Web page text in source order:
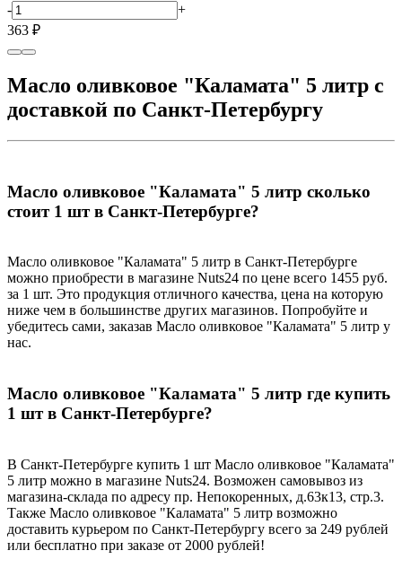
-
+
363 ₽
Масло оливковое "Каламата" 5 литр с
доставкой по Санкт-Петербургу
Масло оливковое "Каламата" 5 литр сколько
стоит 1 шт в Санкт-Петербурге?
Масло оливковое "Каламата" 5 литр в Санкт-Петербурге
можно приобрести в магазине Nuts24 по цене всего 1455 руб.
за 1 шт. Это продукция отличного качества, цена на которую
ниже чем в большинстве других магазинов. Попробуйте и
убедитесь сами, заказав Масло оливковое "Каламата" 5 литр у
нас.
Масло оливковое "Каламата" 5 литр где купить
1 шт в Санкт-Петербурге?
В Санкт-Петербурге купить 1 шт Масло оливковое "Каламата"
5 литр можно в магазине Nuts24. Возможен самовывоз из
магазина-склада по адресу пр. Непокоренных, д.63к13, стр.3.
Также Масло оливковое "Каламата" 5 литр возможно
доставить курьером по Санкт-Петербургу всего за 249 рублей
или бесплатно при заказе от 2000 рублей!